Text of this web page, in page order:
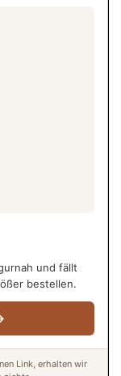
und fällt
bestellen.
Link, erhalten wir